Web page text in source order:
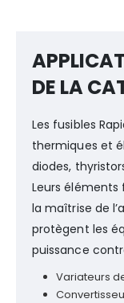
DE LA
Les fusibles
thermiques et
diodes,
Leurs éléments
la maîtrise de
protègent les
puissance
Variateurs